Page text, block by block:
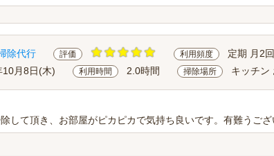
除代行 評価 利用頻度 定期 月2回
10月8日(木) 利用時間 2.0時間 掃除場所 キッチン
して頂き、お部屋がピカピカで気持ち良いです。有難うござ